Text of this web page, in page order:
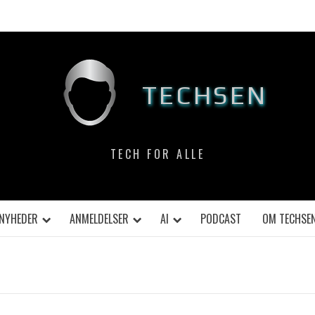
TECHSEN
TECH FOR ALLE
NYHEDER ANMELDELSER AI PODCAST OM